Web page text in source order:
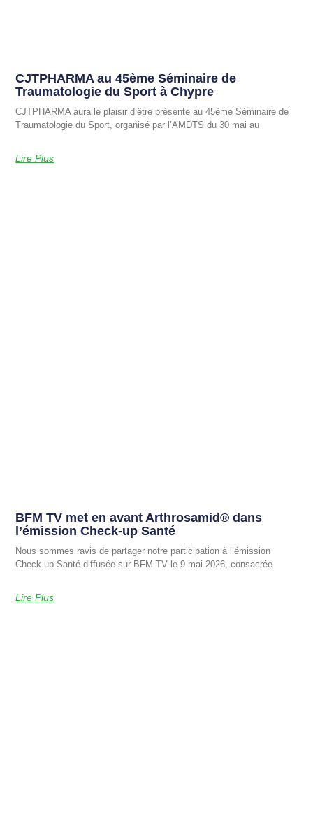
CJTPHARMA au 45ème Séminaire de
Traumatologie du Sport à Chypre
CJTPHARMA aura le plaisir d’être présente au 45ème Séminaire de
Traumatologie du Sport, organisé par l’AMDTS du 30 mai au
Lire Plus
BFM TV met en avant Arthrosamid® dans
l’émission Check-up Santé
Nous sommes ravis de partager notre participation à l’émission
Check-up Santé diffusée sur BFM TV le 9 mai 2026, consacrée
Lire Plus